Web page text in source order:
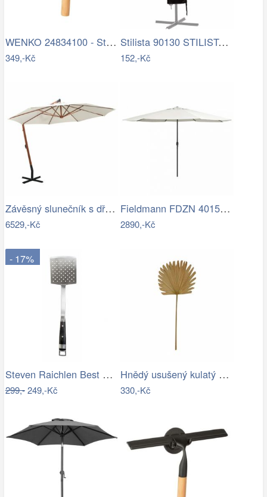
WENKO 24834100 - Stěrka BAMBUSa 24,5x17…
349,-Kč
Stilista 90130 STILISTA Obal na 350 cm…
152,-Kč
Závěsný slunečník s dřevěnou tyčí Ø 350…
6529,-Kč
Fieldmann FDZN 4015 krémová
2890,-Kč
- 17%
Steven Raichlen Best of Barbecue…
299,-249,-Kč
Hnědý usušený kulatý dekorativní list…
330,-Kč